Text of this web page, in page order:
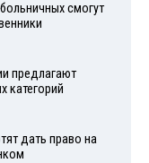
смогут
предлагают
категорий
дать право на